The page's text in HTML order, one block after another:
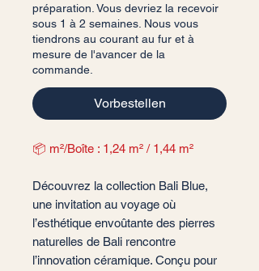
préparation. Vous devriez la recevoir
sous 1 à 2 semaines. Nous vous
tiendrons au courant au fur et à
mesure de l'avancer de la
commande.
Vorbestellen
📦 m²/Boîte : 1,24 m² / 1,44 m²
Découvrez la collection Bali Blue,
une invitation au voyage où
l’esthétique envoûtante des pierres
naturelles de Bali rencontre
l’innovation céramique. Conçu pour